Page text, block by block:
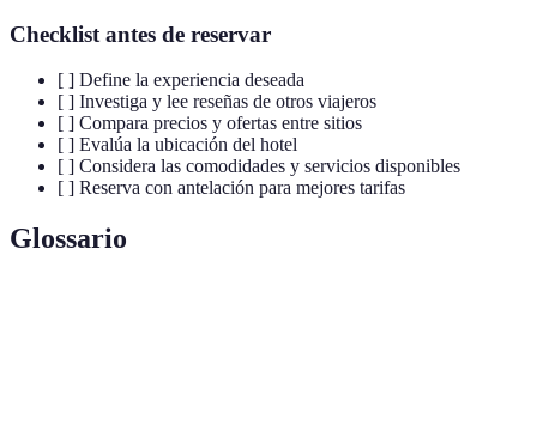
Checklist antes de reservar
[ ] Define la experiencia deseada
[ ] Investiga y lee reseñas de otros viajeros
[ ] Compara precios y ofertas entre sitios
[ ] Evalúa la ubicación del hotel
[ ] Considera las comodidades y servicios disponibles
[ ] Reserva con antelación para mejores tarifas
Glossario